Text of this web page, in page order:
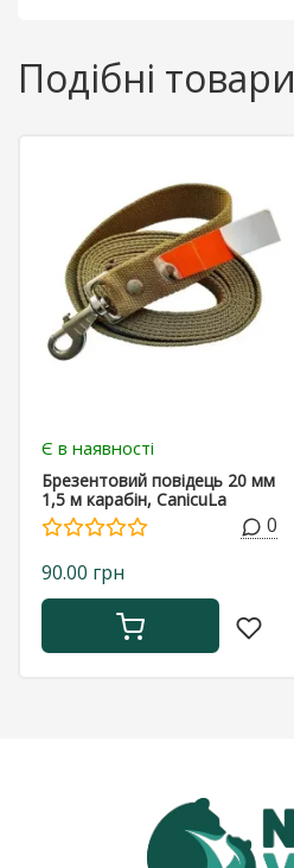
Подібні товари
Є в наявності
Брезентовий повідець 20 мм
1,5 м карабін, CanicuLa
0
90.00 грн